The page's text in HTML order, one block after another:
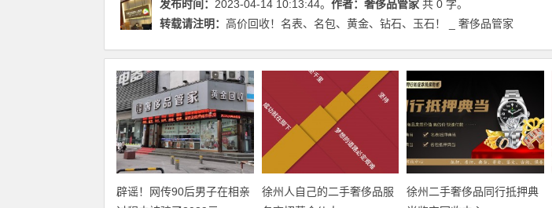
发布时间： 2023-04-14 10:13:44。 作者： 奢侈品管家 共 0 字。
转载请注明： 高价回收！名表、名包、黄金、钻石、玉石！ _ 奢侈品管家
辟谣！网传90后男子在相亲
徐州人自己的二手奢侈品服
徐州二手奢侈品同行抵押典